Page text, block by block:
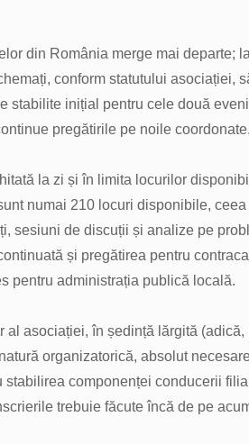
din România merge mai departe;
conform statutului asociației,
inițial pentru cele două
pregătirile pe noile coordonate.
la zi și în limita locurilor
numai 210 locuri disponibile,
sesiuni de discuții și analize pe
și pregătirea pentru
pentru administrația publică locală.
asociației, în ședință lărgită
organizatorică, absolut
componenței conducerii
trebuie făcute încă de pe